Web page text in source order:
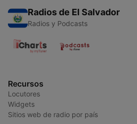
Radios de El Salvador
Radios y Podcasts
Recursos
Locutores
Widgets
Sitios web de radio por país